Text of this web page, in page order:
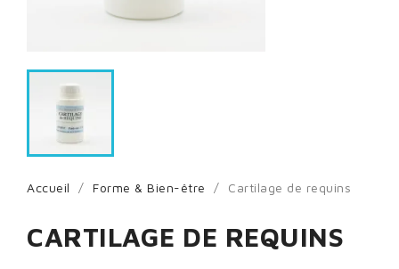
Accueil Forme & Bien-être Cartilage de requins
CARTILAGE DE REQUINS